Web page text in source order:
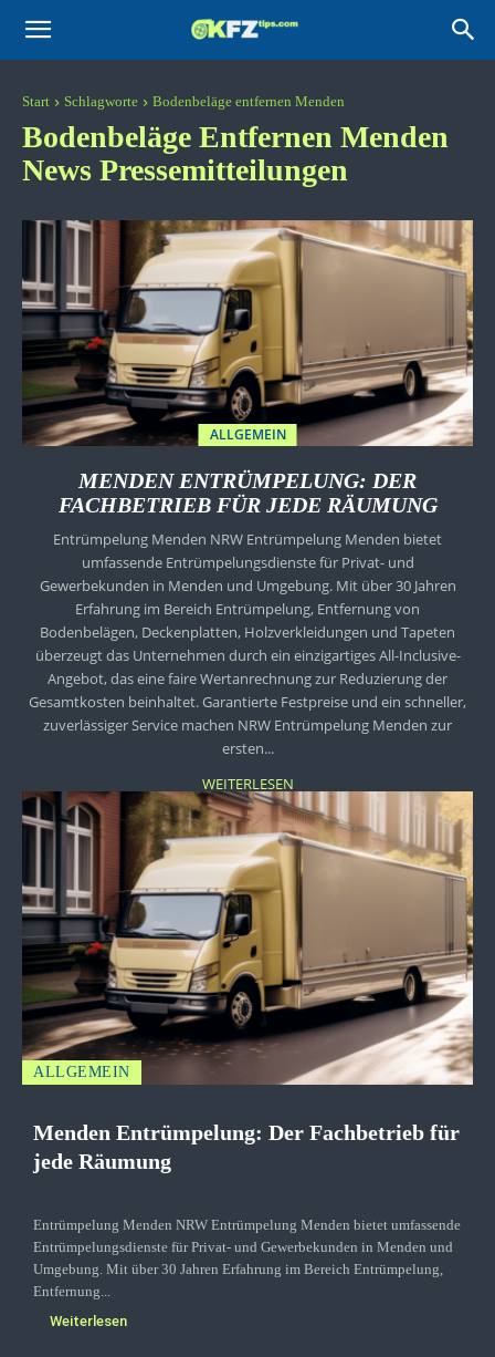
KFZtips.com
Start Schlagworte Bodenbeläge entfernen Menden
Bodenbeläge Entfernen Menden
News Pressemitteilungen
ALLGEMEIN
MENDEN ENTRÜMPELUNG: DER
FACHBETRIEB FÜR JEDE RÄUMUNG
Entrümpelung Menden NRW Entrümpelung Menden bietet
umfassende Entrümpelungsdienste für Privat- und
Gewerbekunden in Menden und Umgebung. Mit über 30 Jahren
Erfahrung im Bereich Entrümpelung, Entfernung von
Bodenbelägen, Deckenplatten, Holzverkleidungen und Tapeten
überzeugt das Unternehmen durch ein einzigartiges All-Inclusive-
Angebot, das eine faire Wertanrechnung zur Reduzierung der
Gesamtkosten beinhaltet. Garantierte Festpreise und ein schneller,
zuverlässiger Service machen NRW Entrümpelung Menden zur
ersten...
WEITERLESEN
ALLGEMEIN
Menden Entrümpelung: Der Fachbetrieb für
jede Räumung
Entrümpelung Menden NRW Entrümpelung Menden bietet umfassende
Entrümpelungsdienste für Privat- und Gewerbekunden in Menden und
Umgebung. Mit über 30 Jahren Erfahrung im Bereich Entrümpelung,
Entfernung...
Weiterlesen